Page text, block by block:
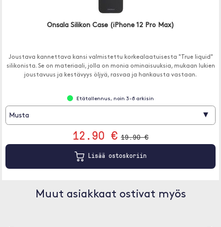
Onsala Silikon Case (iPhone 12 Pro Max)
Joustava kannettava kansi valmistettu korkealaatuisesta "True liquid"
silikonista. Se on materiaali, jolla on monia ominaisuuksia, mukaan lukien
joustavuus ja kestävyys öljyä, rasvaa ja hankausta vastaan.
Etätallennus, noin 3-8 arkisin
Musta ▾
12.90 € 19.90 €
Lisää ostoskoriin
Muut asiakkaat ostivat myös